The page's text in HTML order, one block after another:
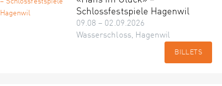
Schlossfestspiele Hagenwil
09.08 – 02.09.2026
Wasserschloss, Hagenwil
BILLETS